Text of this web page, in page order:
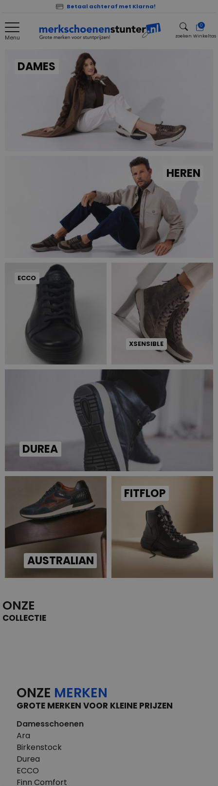
Betaal achteraf met Klarna!
Menu zoeken
0
Winkeltas
DAMES
HEREN
ECCO
XSENSIBLE
DUREA
AUSTRALIAN
FITFLOP
ONZE
COLLECTIE
ONZE MERKEN
GROTE MERKEN VOOR KLEINE PRIJZEN
Damesschoenen
Ara
Birkenstock
Durea
ECCO
Finn Comfort